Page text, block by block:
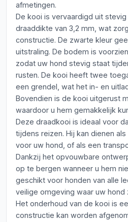
afmetingen.
De kooi is vervaardigd uit
draaddikte van 3,2 mm, wat
constructie. De zwarte kleur
uitstraling. De bodem is
zodat uw hond stevig staat
rusten. De kooi heeft twee
een grendel, wat het in- en
Bovendien is de kooi uitgerust
waardoor u hem gemakkelijk
Deze draadkooi is ideaal voor
tijdens reizen. Hij kan dienen
voor uw hond, of als een
Dankzij het opvouwbare
op te bergen wanneer u hem
geschikt voor honden van alle
veilige omgeving waar uw hond
Het onderhoud van de kooi is
constructie kan worden